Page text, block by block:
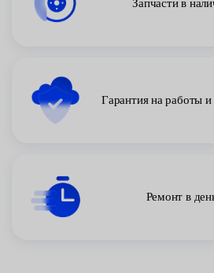
Запчасти в
Гарантия на работы и
Ремонт в